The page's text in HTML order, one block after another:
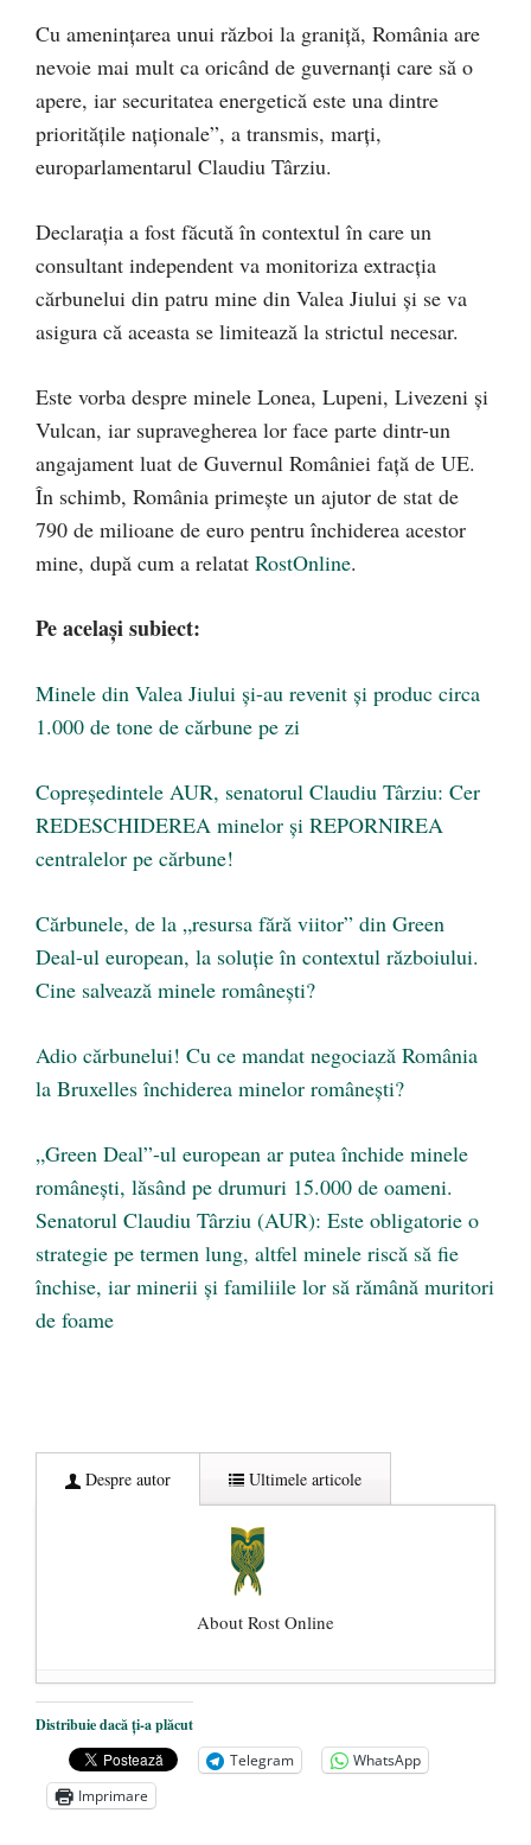
Cu amenințarea unui război la graniță, România are
nevoie mai mult ca oricând de guvernanți care să o
apere, iar securitatea energetică este una dintre
prioritățile naționale”, a transmis, marți,
europarlamentarul Claudiu Târziu.
Declarația a fost făcută în contextul în care un
consultant independent va monitoriza extracția
cărbunelui din patru mine din Valea Jiului și se va
asigura că aceasta se limitează la strictul necesar.
Este vorba despre minele Lonea, Lupeni, Livezeni și
Vulcan, iar supravegherea lor face parte dintr-un
angajament luat de Guvernul României față de UE.
În schimb, România primește un ajutor de stat de
790 de milioane de euro pentru închiderea acestor
mine, după cum a relatat RostOnline.
Pe același subiect:
Minele din Valea Jiului şi-au revenit şi produc circa
1.000 de tone de cărbune pe zi
Copreședintele AUR, senatorul Claudiu Târziu: Cer
REDESCHIDEREA minelor și REPORNIREA
centralelor pe cărbune!
Cărbunele, de la „resursa fără viitor” din Green
Deal-ul european, la soluție în contextul războiului.
Cine salvează minele românești?
Adio cărbunelui! Cu ce mandat negociază România
la Bruxelles închiderea minelor românești?
„Green Deal”-ul european ar putea închide minele
românești, lăsând pe drumuri 15.000 de oameni.
Senatorul Claudiu Târziu (AUR): Este obligatorie o
strategie pe termen lung, altfel minele riscă să fie
închise, iar minerii și familiile lor să rămână muritori
de foame
Despre autor Ultimele articole
About Rost Online
Dezvăluiri cutremurătoare despre
președintele Ucrainei, Volodymyr
Zelensky
- 13 mai 2026
Statul care servește Națiunea
Distribuie dacă ți-a plăcut
Telegram
WhatsApp
Imprimare